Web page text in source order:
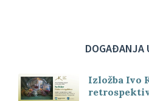
DOGAĐANJA
Izložba Ivo